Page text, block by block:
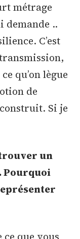
métrage
demande ..
C’est
qu’on lègue
de
Si je
un
Pourquoi
que vous